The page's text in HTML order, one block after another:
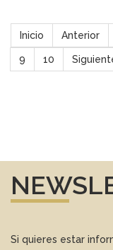
Inicio Anterior
9 10
Si quieres estar